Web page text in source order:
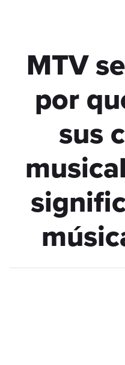
MTV
por
sus